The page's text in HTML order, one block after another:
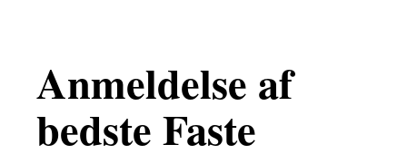
Anmeldelse af
bedste Faste